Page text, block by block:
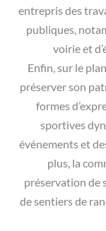
entrepris des
publiques,
voirie et
Enfin, sur le
préserver son
formes
sportives
événements et
plus, la
préservation de
de sentiers de